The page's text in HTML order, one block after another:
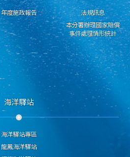
年度施政報告
法規訊息
本分署辦理國家賠償
事件處理情形統計
海洋驛站
海洋驛站專區
龍鳳海洋驛站